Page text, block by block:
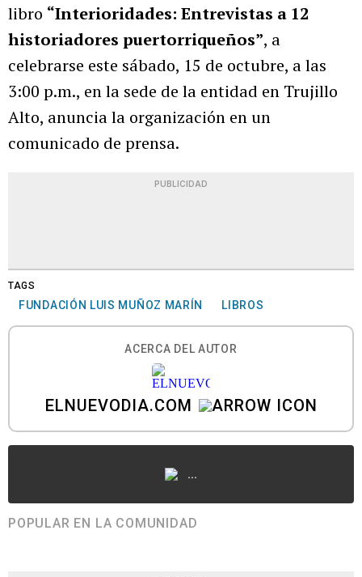
libro “Interioridades: Entrevistas a 12
historiadores puertorriqueños”, a
celebrarse este sábado, 15 de octubre, a las
3:00 p.m., en la sede de la entidad en Trujillo
Alto, anuncia la organización en un
comunicado de prensa.
PUBLICIDAD
TAGS
FUNDACIÓN LUIS MUÑOZ MARÍN LIBROS
ACERCA DEL AUTOR
ELNUEVODIA.COM
...
POPULAR EN LA COMUNIDAD